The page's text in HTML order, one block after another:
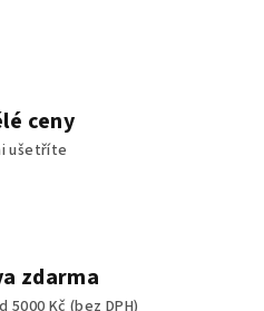
ceny
ušetříte
zdarma
Kč (bez DPH)